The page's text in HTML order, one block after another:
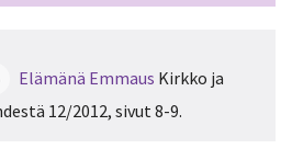
Elämänä Emmaus Kirkko ja
12/2012, sivut 8-9.